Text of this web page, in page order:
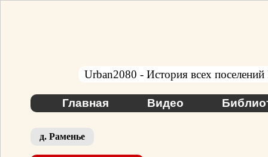
Urban2080 - История всех поселений
Главная Видео
д. Раменье